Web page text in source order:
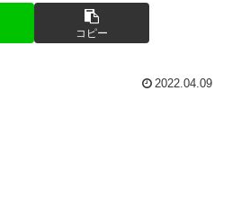
コピー
2022.04.09